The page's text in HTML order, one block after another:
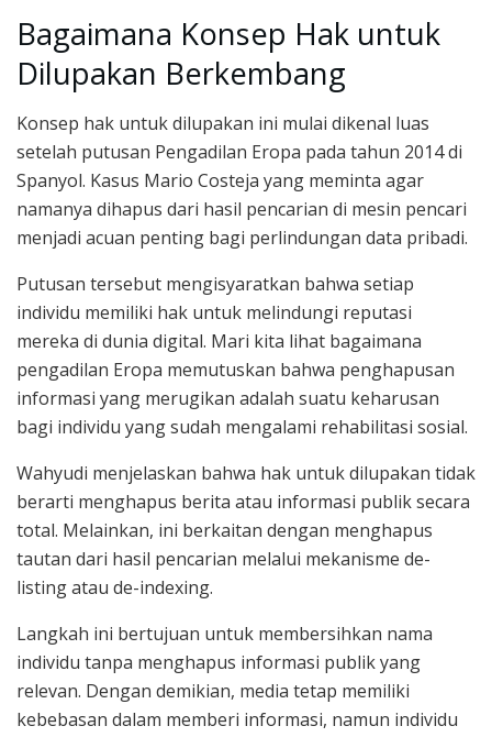
Bagaimana Konsep Hak untuk
Dilupakan Berkembang
Konsep hak untuk dilupakan ini mulai dikenal luas
setelah putusan Pengadilan Eropa pada tahun 2014 di
Spanyol. Kasus Mario Costeja yang meminta agar
namanya dihapus dari hasil pencarian di mesin pencari
menjadi acuan penting bagi perlindungan data pribadi.
Putusan tersebut mengisyaratkan bahwa setiap
individu memiliki hak untuk melindungi reputasi
mereka di dunia digital. Mari kita lihat bagaimana
pengadilan Eropa memutuskan bahwa penghapusan
informasi yang merugikan adalah suatu keharusan
bagi individu yang sudah mengalami rehabilitasi sosial.
Wahyudi menjelaskan bahwa hak untuk dilupakan tidak
berarti menghapus berita atau informasi publik secara
total. Melainkan, ini berkaitan dengan menghapus
tautan dari hasil pencarian melalui mekanisme de-
listing atau de-indexing.
Langkah ini bertujuan untuk membersihkan nama
individu tanpa menghapus informasi publik yang
relevan. Dengan demikian, media tetap memiliki
kebebasan dalam memberi informasi, namun individu